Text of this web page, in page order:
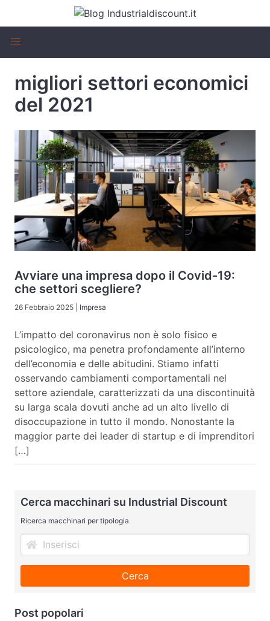
migliori settori economici
del 2021
Avviare una impresa dopo il Covid-19:
che settori scegliere?
26 Febbraio 2025 Impresa
L’impatto del coronavirus non è solo fisico e
psicologico, ma penetra profondamente all’interno
dell’economia e delle abitudini. Stiamo infatti
osservando cambiamenti comportamentali nel
settore aziendale, caratterizzati da una discontinuità
su larga scala dovuti anche ad un alto livello di
disoccupazione in tutto il mondo. Nonostante la
maggior parte dei leader di startup e di imprenditori
[…]
Cerca macchinari su Industrial Discount
Ricerca macchinari per tipologia
Cerca
Post popolari